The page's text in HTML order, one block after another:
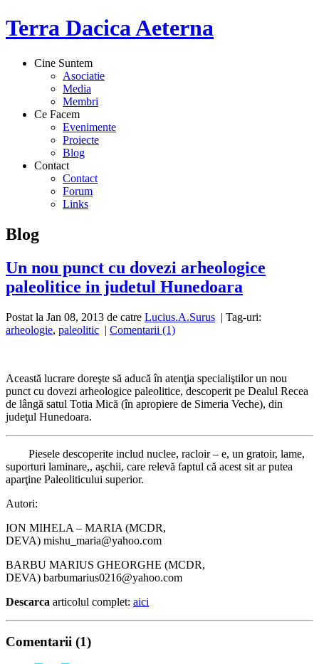
Terra Dacica Aeterna
Cine Suntem
Asociatie
Media
Membri
Ce Facem
Evenimente
Proiecte
Blog
Contact
Contact
Forum
Links
Blog
Un nou punct cu dovezi arheologice
paleolitice in judetul Hunedoara
Postat la Jan 08, 2013 de catre Lucius.A.Surus | Tag-uri:
arheologie, paleolitic | Comentarii (1)
Această lucrare doreşte să aducă în atenţia specialiştilor un nou
punct cu dovezi arheologice paleolitice, descoperit pe Dealul Recea
de lângă satul Totia Mică (în apropiere de Simeria Veche), din
judeţul Hunedoara.
Piesele descoperite includ nuclee, racloir – e, un gratoir, lame,
suporturi laminare,, aşchii, care relevă faptul că acest sit ar putea
aparţine Paleoliticului superior.
Autori:
ION MIHELA – MARIA (MCDR,
DEVA) mishu_maria@yahoo.com
BARBU MARIUS GHEORGHE (MCDR,
DEVA) barbumarius0216@yahoo.com
Descarca articolul complet: aici
Comentarii (1)